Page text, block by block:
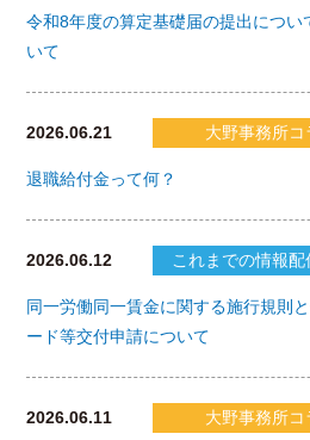
令和8年度の算定基礎届の提出につい
いて
2026.06.21 大野事務所コ
退職給付金って何？
2026.06.12 これまでの情報
同一労働同一賃金に関する施行規則
ード等交付申請について
2026.06.11 大野事務所コ